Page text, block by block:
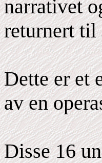
narrativet
returnert til
Dette er et
av en
Disse 16